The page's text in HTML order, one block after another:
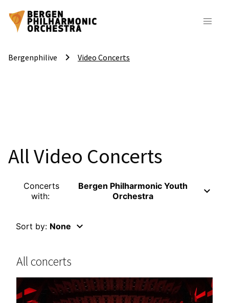
Bergenphilive keyboard_arrow_right Video Concerts
All Video Concerts
Concerts
with:
Bergen Philharmonic Youth
Orchestra
keyboard_arrow_down
Sort by: None keyboard_arrow_down
All concerts